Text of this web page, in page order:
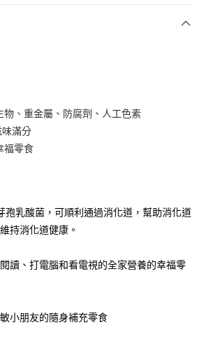
，台灣大哥大用戶可立即使用無須另外申請。
擇欲分期的期數、繳款截止日，確認付款後即完
及費用金額請依後續交易確認頁面所載為準。
前往確認交易或遇審核未通過，訂單將自動取
，「大哥付你分期」於每月結算日後寄送繳費提
」等通路繳費。
股份有限公司」（以下簡稱本公司）所提供，讓
務購買商品或服務，並由商店將買賣／分期付款
，依約使用本公司帳單繳交帳款。
址）提供予台灣大哥大進項蒐集、處理及利用，
帳單所需資料之確認、核對及更正。
】
商品之後才付款」的支付方式。 讓您購物簡單
不需綁卡、不需儲值。
簡訊認證，即可結帳。
流程】
先享後付」後，將跳轉至「AFTEE先享後付」
確認金額後，即可完成結帳。
天內，點擊此簡訊中的連結，可透過四大超商／
式進行付款，方視為交易完成。
下不需立刻繳費，但若您需要取消訂單，請聯絡
同意取消之訂單仍視為有效，需透過AFTEE先享
先享後付 」之結帳頁面顯示為準，若有關於
消欲退款等相關疑問，請聯繫「AFTEE先享後付
support/home
含以上)免運費
含以上)免運費
含以上)免運費
物、重金屬、防腐劑、人工色素
滿分
福零食
孢乳酸菌，可順利通過消化道，幫助消化道
持消化道健康。
讀、打電腦和看電視的全家營養的幸福零
小朋友的隨身補充零食